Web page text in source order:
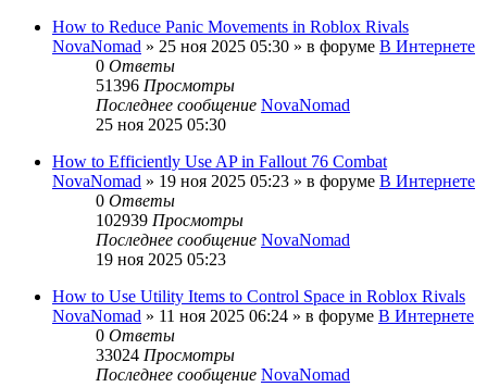
How to Reduce Panic Movements in Roblox Rivals
NovaNomad » 25 ноя 2025 05:30 » в форуме В Интернете
0 Ответы
51396 Просмотры
Последнее сообщение NovaNomad
25 ноя 2025 05:30
How to Efficiently Use AP in Fallout 76 Combat
NovaNomad » 19 ноя 2025 05:23 » в форуме В Интернете
0 Ответы
102939 Просмотры
Последнее сообщение NovaNomad
19 ноя 2025 05:23
How to Use Utility Items to Control Space in Roblox Rivals
NovaNomad » 11 ноя 2025 06:24 » в форуме В Интернете
0 Ответы
33024 Просмотры
Последнее сообщение NovaNomad